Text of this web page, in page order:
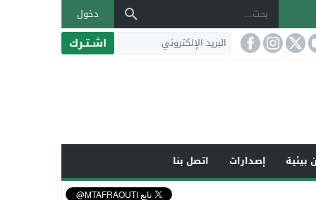
دخول
اشـتـرك
بيئية إصدارات اتصل بنا